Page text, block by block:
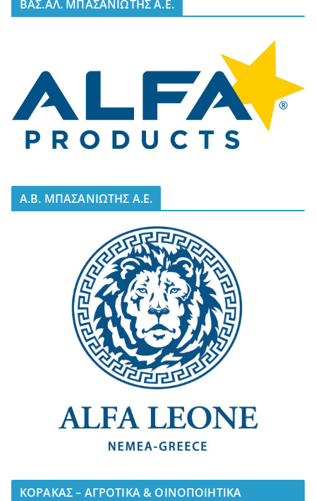
BΑΣ.ΑΛ. ΜΠΑΣΑΝΙΩΤΗΣ Α.Ε.
A.B. ΜΠΑΣΑΝΙΩΤΗΣ Α.Ε.
ΚΟΡΑΚΑΣ – ΑΓΡΟΤΙΚΑ & ΟΙΝΟΠΟΙΗΤΙΚΑ